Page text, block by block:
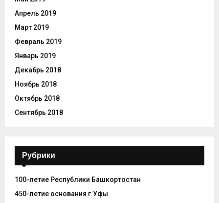
Апрель 2019
Март 2019
Февраль 2019
Январь 2019
Декабрь 2018
Ноябрь 2018
Октябрь 2018
Сентябрь 2018
Рубрики
100-летие Республики Башкортостан
450-летие основания г.Уфы